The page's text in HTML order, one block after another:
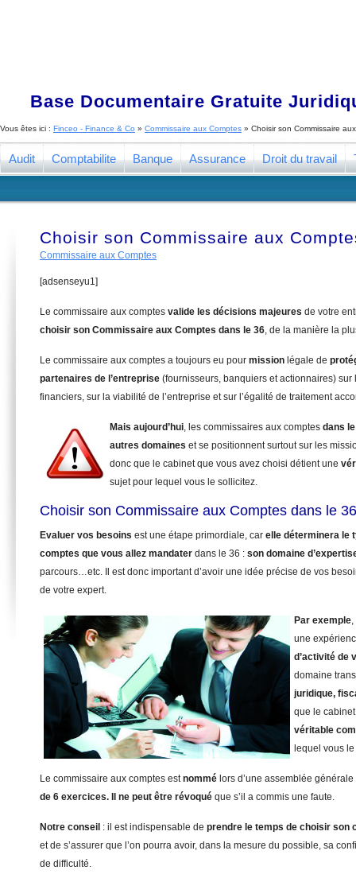
Base Documentaire Gratuite
Vous êtes ici : Finceo - Finance & Co » Commissaire aux Comptes » Choisir son Commissaire
Audit Comptabilite Banque Assurance Droit du travail
Choisir son Commissaire aux
Commissaire aux Comptes
[adsenseyu1]
Le commissaire aux comptes valide les décisions majeures de votre
choisir son Commissaire aux Comptes dans le 36, de la manière la
Le commissaire aux comptes a toujours eu pour mission légale de
partenaires de l’entreprise (fournisseurs, banquiers et actionnaires) sur
financiers, sur la viabilité de l’entreprise et sur l’égalité de traitement
Mais aujourd’hui, les commissaires aux comptes dans
autres domaines et se positionnent surtout sur les
donc que le cabinet que vous avez choisi détient une
sujet pour lequel vous le sollicitez.
Choisir son Commissaire aux Comptes dans le
Evaluer vos besoins est une étape primordiale, car elle déterminera le
comptes que vous allez mandater dans le 36 : son domaine
parcours…etc. Il est donc important d’avoir une idée précise de vos
de votre expert.
Par exemple
une
d’activité de
domaine
juridique,
que le
véritable
lequel vous
Le commissaire aux comptes estnommé lors d’une assemblée
de 6 exercices.
Il ne peut être révoqué que s’il a commis une faute.
Notre conseil : il est indispensable de prendre le temps de choisir son
et de s’assurer que l’on pourra avoir, dans la mesure du possible, sa
de difficulté.